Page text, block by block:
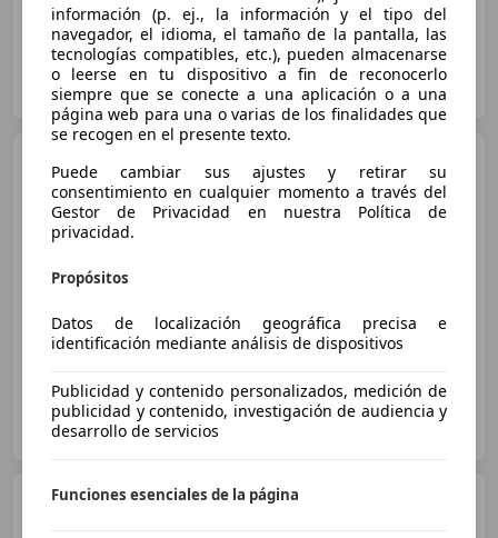
FLEXICAR LLEIDA
ES-25191 Lleida
Dynamic 136
AC GROUP
ES-28232 LAS ROZAS
Opel Astra
información (p. ej., la información y el tipo del
navegador, el idioma, el tamaño de la pantalla, las
tecnologías compatibles, etc.), pueden almacenarse
o leerse en tu dispositivo a fin de reconocerlo
siempre que se conecte a una aplicación o a una
página web para una o varias de los finalidades que
se recogen en el presente texto.
Puede cambiar sus ajustes y retirar su
consentimiento en cualquier momento a través del
Gestor de Privacidad en nuestra Política de
privacidad.
Propósitos
Datos de localización geográfica precisa e
identificación mediante análisis de dispositivos
Publicidad y contenido personalizados, medición de
publicidad y contenido, investigación de audiencia y
desarrollo de servicios
Funciones esenciales de la página